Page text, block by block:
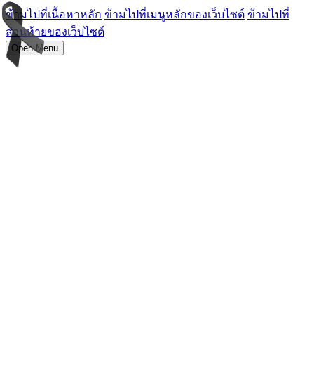
ข้ามไปที่เนื้อหาหลัก ข้ามไปที่เมนูหลักของเว็บไซต์ ข้ามไปที่
ส่วนท้ายของเว็บไซต์
Open Menu